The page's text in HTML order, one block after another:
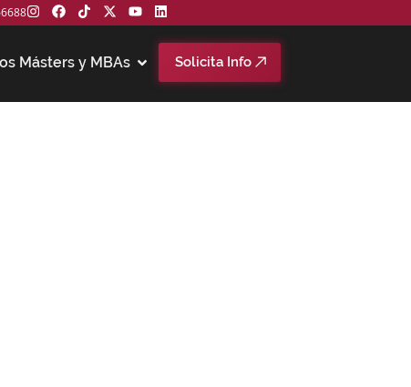
Másters y MBAs Solicita Info